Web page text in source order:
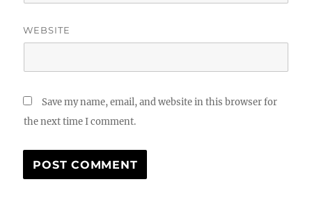
WEBSITE
Save my name, email, and website in this browser for
the next time I comment.